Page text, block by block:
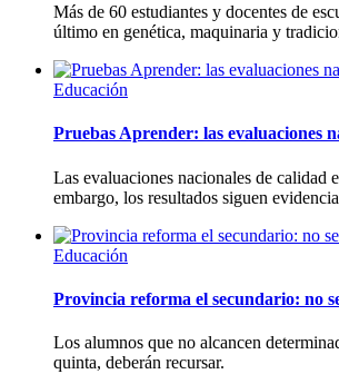
Más de 60 estudiantes y docentes de
último en genética, maquinaria y
Educación
Pruebas Aprender: las evaluaciones
Las evaluaciones nacionales de
embargo, los resultados siguen
Educación
Provincia reforma el secundario: no
Los alumnos que no alcancen
quinta, deberán recursar.